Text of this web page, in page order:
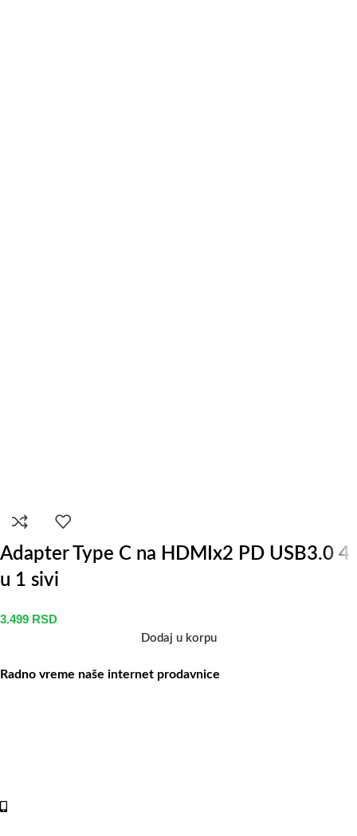
Adapter Type C na HDMIx2 PD USB3.0 4
u 1 sivi
3.499 RSD
Dodaj u korpu
Radno vreme naše internet prodavnice
+381 (69) 767-202